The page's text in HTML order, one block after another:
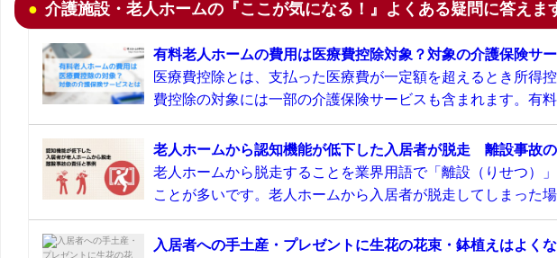
介護施設・老人ホームの『ここが気になる！』よくある疑問に答えま
有料老人ホームの費用は医療費控除対象？対象の介護保険サ
医療費控除とは、支払った医療費が一定額を超えるとき所得
費控除の対象には一部の介護保険サービスも含まれます。有
老人ホームから認知機能が低下した入居者が脱走 離設事故の
老人ホームから脱走することを業界用語で「離設（りせつ）
ことが多いです。老人ホームから入居者が脱走してしまった
入居者への手土産・プレゼントに生花の花束・鉢植えはよく